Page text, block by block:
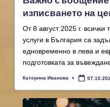
изписването на
От 8 август 2025 г. всички
услуги в България са
едновременно в лева и
подготовката за
Posted
Катерина Иванова